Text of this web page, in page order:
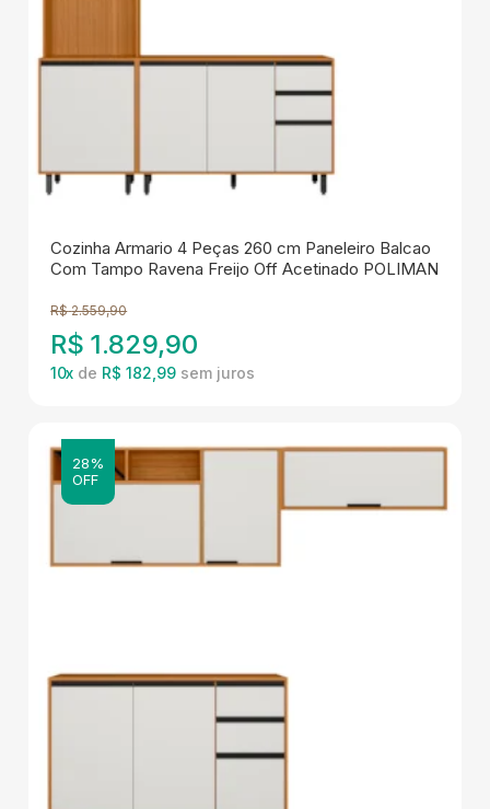
Cozinha Armario 4 Peças 260 cm Paneleiro Balcao
Com Tampo Ravena Freijo Off Acetinado POLIMAN
R$ 2.559,90
R$ 1.829,90
10x de R$ 182,99
28%
OFF